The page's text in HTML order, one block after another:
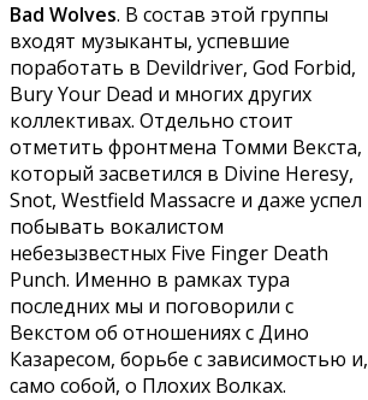
Bad Wolves. В состав этой группы
входят музыканты, успевшие
поработать в Devildriver, God Forbid,
Bury Your Dead и многих других
коллективах. Отдельно стоит
отметить фронтмена Томми Векста,
который засветился в Divine Heresy,
Snot, Westfield Massacre и даже успел
побывать вокалистом
небезызвестных Five Finger Death
Punch. Именно в рамках тура
последних мы и поговорили с
Векстом об отношениях с Дино
Казаресом, борьбе с зависимостью и,
само собой, о Плохих Волках.